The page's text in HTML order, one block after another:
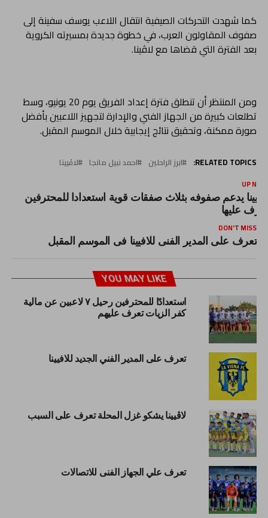
كما شهدت التحركات الصيفية انتقال اللاعب يوسف سفينة إلى
صفوف المقاولون العرب، في خطوة جديدة بمسيرته الكروية
بعد الفترة التي قضاها مع لاڤينا.
ومن المنتظر أن تنطلق فترة إعداد الفريق يوم 20 يونيو، وسط
تطلعات كبيرة من الجهاز الفني والإدارة لتجهيز اللاعبين بأفضل
صورة ممكنة، وتحقيق نتائج إيجابية خلال الموسم المقبل.
RELATED TOPICS: ابرز الراحلين احمد نبيل مانجا لاڤيينا
UP
يدعم صفوفه بثلاث صفقات قوية استعدادا للمحترفين
عليها
DON'T MISS
تعرف على المدير الفنى للافيينا فى الموسم المقبل
YOU MAY LIKE
استعدادًا للمحترفين رحيل ٧ لاعبين عن مالية
كفر الزيات تعرف عليهم
تعرف على المدير الفني الجديد للافيينا
لاڤيينا يشكو غزل المحلة تعرف على السبب
تعرف علي الجهاز الفنى للاتصالات